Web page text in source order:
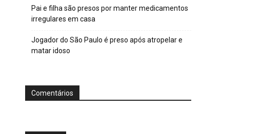
Pai e filha são presos por manter medicamentos
irregulares em casa
Jogador do São Paulo é preso após atropelar e
matar idoso
Comentários